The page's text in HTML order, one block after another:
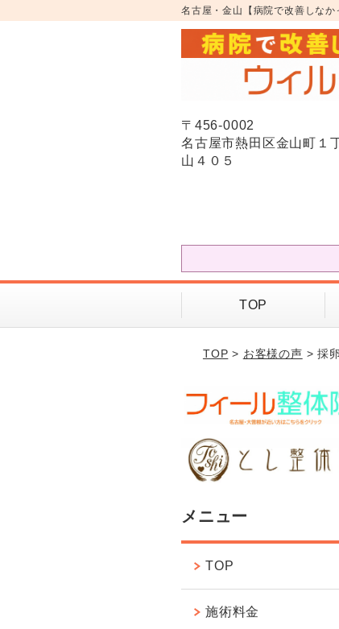
名古屋・金山【病院で改善しな
〒456-0002
名古屋市熱田区金山町
山４０５
TOP
TOP > お客様の声 > 採
メニュー
TOP
施術料金